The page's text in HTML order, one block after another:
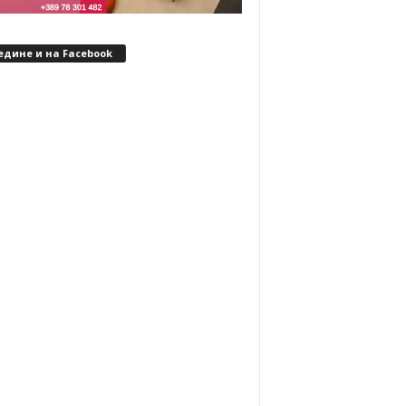
и на Facebook